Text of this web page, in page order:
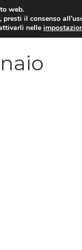
NEWS
web.
il consenso
nelle